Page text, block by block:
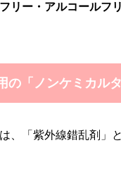
リー・アルコールフ
「ノンケミカル
、「紫外線錯乱剤」